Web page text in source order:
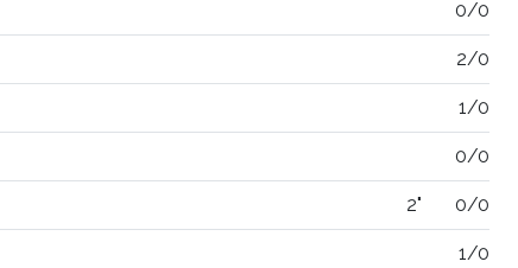
0/0
2/0
1/0
0/0
2" 0/0
1/0